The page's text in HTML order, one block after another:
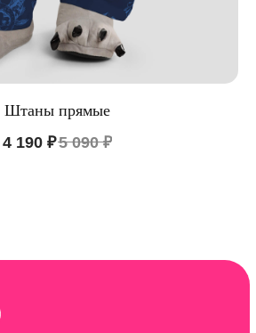
Штаны прямые
4 190 ₽5 090 ₽